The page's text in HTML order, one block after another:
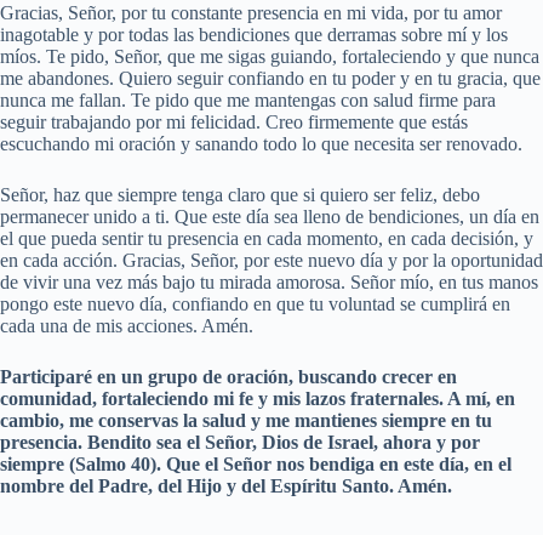
Gracias, Señor, por tu constante presencia en mi vida, por tu amor
inagotable y por todas las bendiciones que derramas sobre mí y los
míos. Te pido, Señor, que me sigas guiando, fortaleciendo y que nunca
me abandones. Quiero seguir confiando en tu poder y en tu gracia, que
nunca me fallan. Te pido que me mantengas con salud firme para
seguir trabajando por mi felicidad. Creo firmemente que estás
escuchando mi oración y sanando todo lo que necesita ser renovado.
Señor, haz que siempre tenga claro que si quiero ser feliz, debo
permanecer unido a ti. Que este día sea lleno de bendiciones, un día en
el que pueda sentir tu presencia en cada momento, en cada decisión, y
en cada acción. Gracias, Señor, por este nuevo día y por la oportunidad
de vivir una vez más bajo tu mirada amorosa. Señor mío, en tus manos
pongo este nuevo día, confiando en que tu voluntad se cumplirá en
cada una de mis acciones. Amén.
Participaré en un grupo de oración, buscando crecer en
comunidad, fortaleciendo mi fe y mis lazos fraternales. A mí, en
cambio, me conservas la salud y me mantienes siempre en tu
presencia. Bendito sea el Señor, Dios de Israel, ahora y por
siempre (Salmo 40). Que el Señor nos bendiga en este día, en el
nombre del Padre, del Hijo y del Espíritu Santo. Amén.